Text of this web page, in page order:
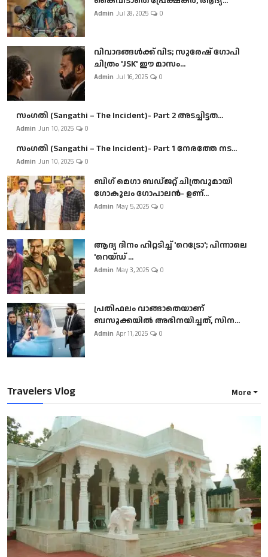
Admin Jul 28, 2025 0
വിവാദങ്ങൾക്ക് വിട; സുരേഷ് ഗോപി
ചിത്രം 'JSK' ഈ മാസം...
Admin Jul 16, 2025 0
സംഗതി (Sangathi – The Incident)- Part 2 അടച്ചിട്ടത...
Admin Jun 10, 2025 0
സംഗതി (Sangathi – The Incident)- Part 1 നേരത്തേ നട...
Admin Jun 10, 2025 0
ബി​ഗ് മെഗാ ബഡ്ജറ്റ് ചിത്രവുമായി
ഗോകുലം ഗോപാലൻ- ഉണ്...
Admin May 5, 2025 0
ആദ്യ ദിനം ഹിറ്റടിച്ച് 'റെട്രോ'; പിന്നാലെ
'റെയ്ഡ് ...
Admin May 3, 2025 0
പ്രതിഫലം വാങ്ങാതെയാണ്
ബസൂക്കയില്‍ അഭിനയിച്ചത്, സിന...
Admin Apr 11, 2025 0
Travelers Vlog More